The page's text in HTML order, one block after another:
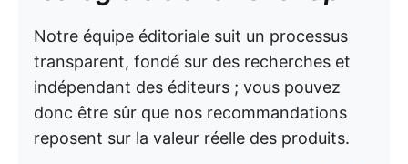
Notre équipe éditoriale suit un processus
transparent, fondé sur des recherches et
indépendant des éditeurs ; vous pouvez
donc être sûr que nos recommandations
reposent sur la valeur réelle des produits.